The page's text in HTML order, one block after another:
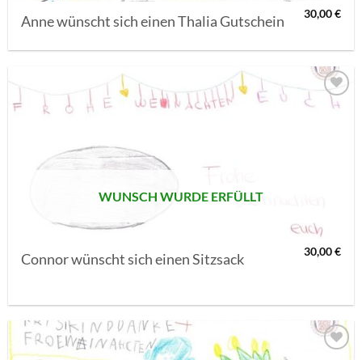
Anne wünscht sich einen Thalia Gutschein 30,00€
AUF MEINE
WUNSCH WURDE ERFÜLLT
Connor wünscht sich einen Sitzsack 30,00€